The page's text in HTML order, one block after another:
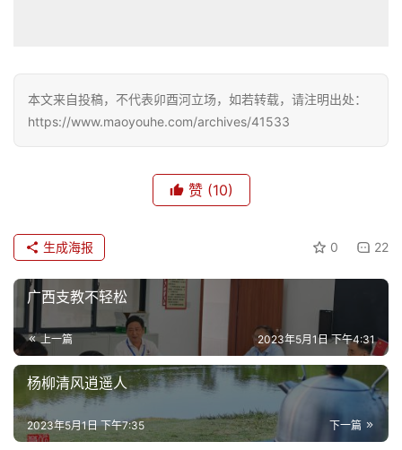
本文来自投稿，不代表卯酉河立场，如若转载，请注明出处：
https://www.maoyouhe.com/archives/41533
赞 (10)
0 22
生成海报
广西支教不轻松
上一篇 2023年5月1日 下午4:31
杨柳清风逍遥人
下一篇
2023年5月1日 下午7:35